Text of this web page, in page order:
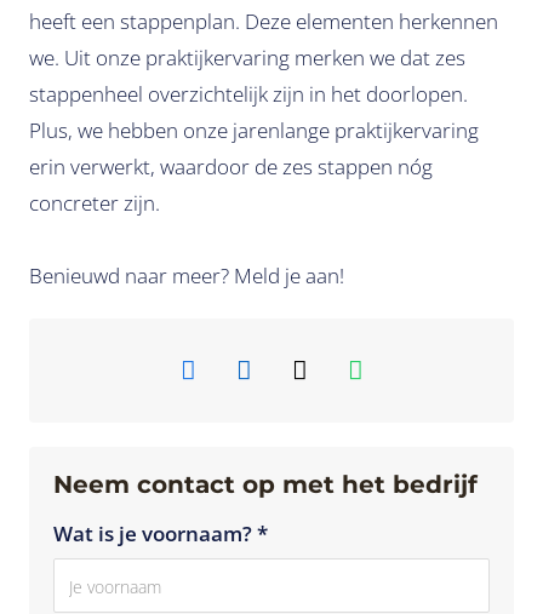
heeft een stappenplan. Deze elementen herkennen
we. Uit onze praktijkervaring merken we dat zes
stappenheel overzichtelijk zijn in het doorlopen.
Plus, we hebben onze jarenlange praktijkervaring
erin verwerkt, waardoor de zes stappen nóg
concreter zijn.
Benieuwd naar meer? Meld je aan!
Neem contact op met het bedrijf
Wat is je voornaam? *